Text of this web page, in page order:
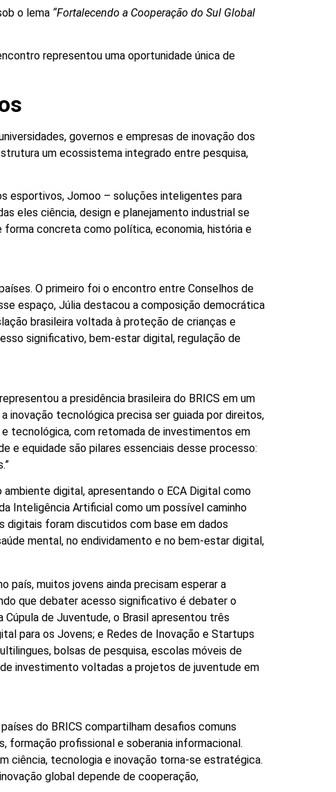
o lema “Fortalecendo a Cooperação do Sul Global
representou uma oportunidade única de
governos e empresas de inovação dos
um ecossistema integrado entre pesquisa,
esportivos, Jomoo – soluções inteligentes para
eles ciência, design e planejamento industrial se
forma concreta como política, economia, história e
O primeiro foi o encontro entre Conselhos de
espaço, Júlia destacou a composição democrática
brasileira voltada à proteção de crianças e
significativo, bem-estar digital, regulação de
a presidência brasileira do BRICS em um
inovação tecnológica precisa ser guiada por direitos,
tecnológica, com retomada de investimentos em
e equidade são pilares essenciais desse processo:
digital, apresentando o ECA Digital como
Inteligência Artificial como um possível caminho
digitais foram discutidos com base em dados
mental, no endividamento e no bem-estar digital,
país, muitos jovens ainda precisam esperar a
que debater acesso significativo é debater o
de Juventude, o Brasil apresentou três
para os Jovens; e Redes de Inovação e Startups
bolsas de pesquisa, escolas móveis de
investimento voltadas a projetos de juventude em
do BRICS compartilham desafios comuns
profissional e soberania informacional.
ciência, tecnologia e inovação torna-se estratégica.
global depende de cooperação,